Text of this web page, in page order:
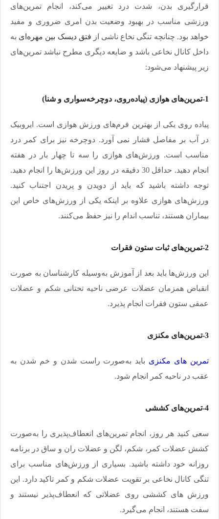
قرارگیری بدن، شدت درد تغییر می‌کند، انجام تمرین‌های
ورزشی مناسب در بهبود وضعیت بدن امری ضروری و مفید
خواهد بود. چنانچه تنگی نخاع ناشی از فتق دیسک بین مهره‌ای به
داخل کانال نخاعی باشد و ضایعه دیگری مطرح نباشد تمرین‌های
زیر پیشنهاد می‌شود:
1-تمرین‌های هوازی (پیاده‌روی، دوچرخه‌سواری و شنا)
پیاده روی یکی از بهترین فرم‌های ورزش هوازی است. ایروبیک
در آب بر مفاصل فشار نمی آورد. دوچرخه نیز برای کمر درد
مناسب است. ورزش‌های هوازی را سه تا چهار بار در هفته‌
انجام دهید. حداقل 30 دقیقه‌ در روز این ورزش‌ها را انجام دهید.
توجه داشته باشید که باید از دویدن و پریدن اجتناب کنید.
ورزش‌های هوازی علاوه بر اینکه یکی از ورزش‌های خاص این
بیماران هستند، تناسب اندام را نیز حفظ می‌کنند.
2-تمرین‌های ثبات ستون فقرات
این ورزش‌ها باید بعد از آموزش به‌وسیله کارشناسان به صورت
انقباض همزمان عضلات عرضی ناحیه تحتانی شکم و عضلات
عمقی ستون فقرات انجام ‌پذیرد.
3-تمرین‌های مکنزی
تمرین های مکنزی باید به‌صورت راست شدن و خم شدن به
عقب در ناحیه کمر انجام ‌شود.
4-تمرین‌های کششی
سعی کنید هر روز، انجام تمرین‌های انعطاف‌پذیری را به‌صورت
کشش عضلات کمر، شکم، لگن و عضلات ران و ساق در برنامه
روزانه خود داشته باشید. بسیاری از ورزش‌های مناسب برای
تنگی کانال نخاعی بر تقویت عضلات شکم و کمر تاکید دارد. این
ورزش های کششی روی عضلاتی که انعطاف‌پذیر نیستند و
سفت هستند، انجام می‌گیرد.